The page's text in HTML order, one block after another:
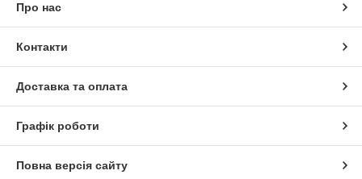
Про нас
Контакти
Доставка та оплата
Графік роботи
Повна версія сайту